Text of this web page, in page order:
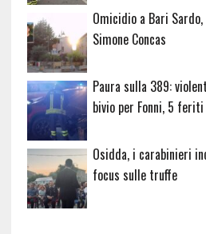
Omicidio a Bari
Simone Concas
Paura sulla 389:
bivio per Fonni, 5 feriti
Osidda, i carabinieri
focus sulle truffe